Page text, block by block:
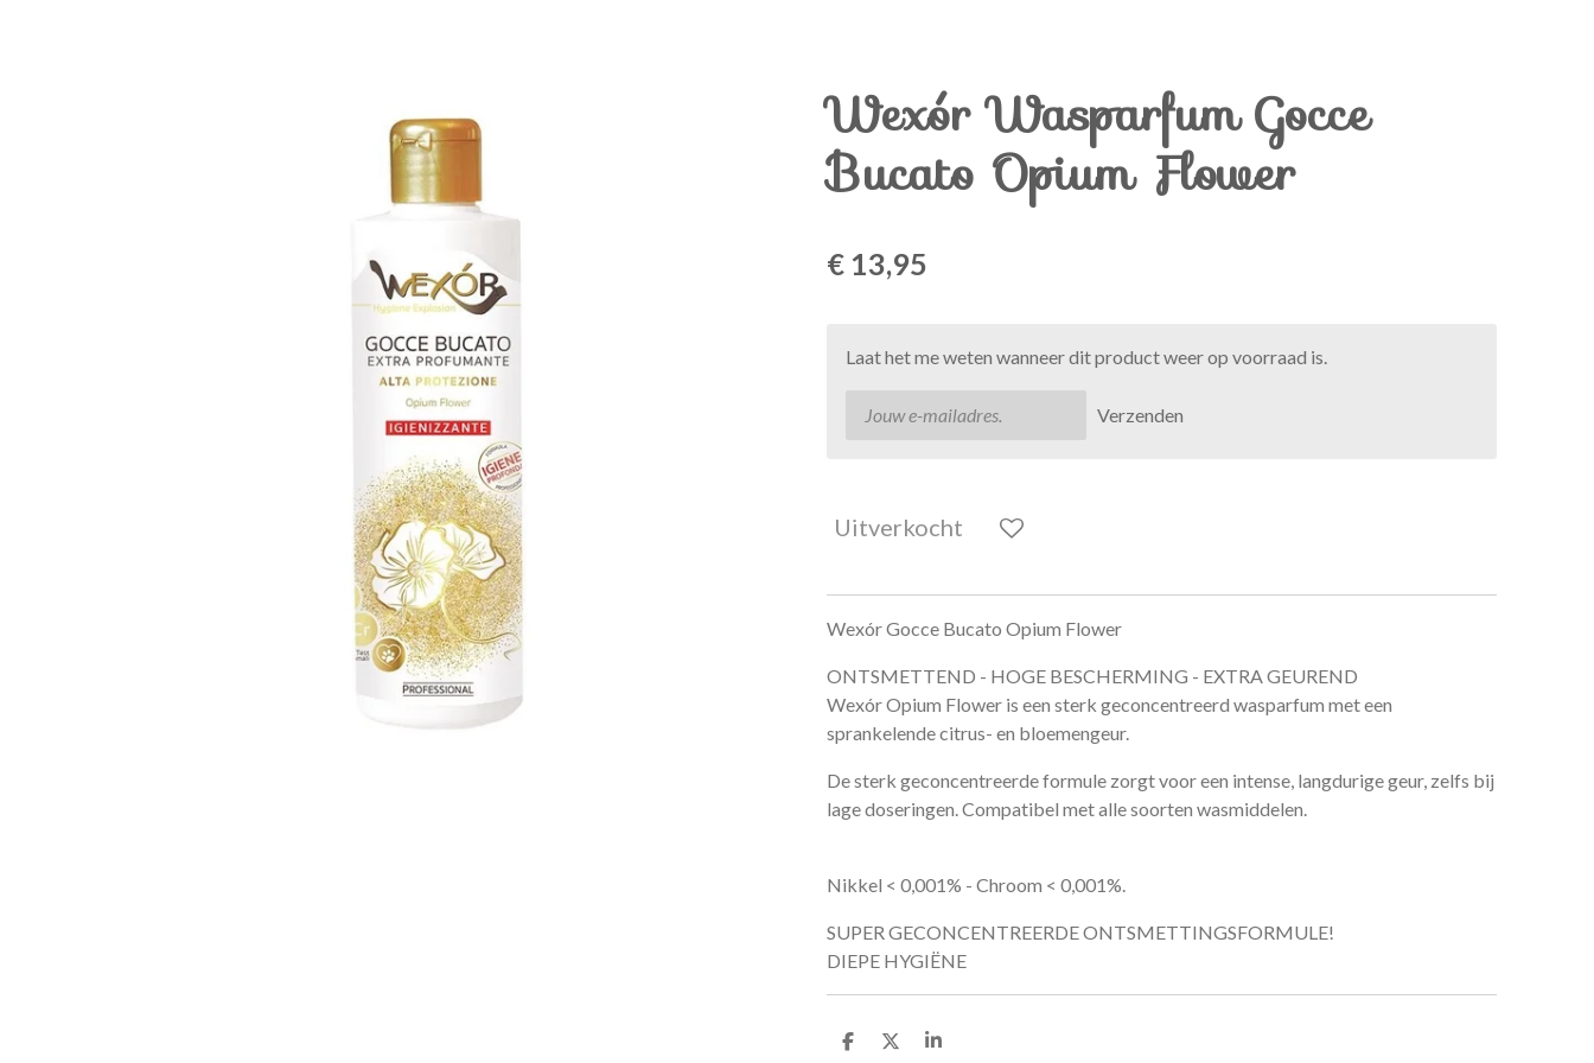
Wexór Wasparfum Gocce
Bucato Opium Flower
€ 13,95
Laat het me weten wanneer dit product weer op voorraad is.
Verzenden
Uitverkocht
Wexór Gocce Bucato Opium Flower
ONTSMETTEND - HOGE BESCHERMING - EXTRA GEUREND
Wexór Opium Flower is een sterk geconcentreerd wasparfum met een
sprankelende citrus- en bloemengeur.
De sterk geconcentreerde formule zorgt voor een intense, langdurige geur, zelfs bij
lage doseringen. Compatibel met alle soorten wasmiddelen.
Nikkel < 0,001% - Chroom < 0,001%.
SUPER GECONCENTREERDE ONTSMETTINGSFORMULE!
DIEPE HYGIËNE
D
D
S